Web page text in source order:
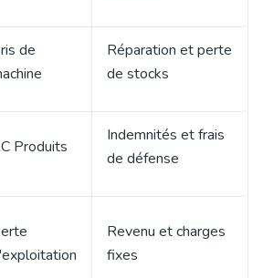
de
Réparation et perte
de stocks
Produits
Indemnités et frais
de défense
Revenu et charges
fixes